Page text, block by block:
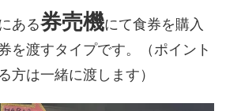
ある券売機にて食券を購入
を渡すタイプです。（ポイント
方は一緒に渡します）